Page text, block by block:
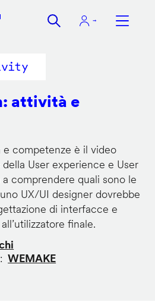
attività e
competenze è il video
User experience e User
comprendere quali sono le
UX/UI designer dovrebbe
di interfacce e
finale.
WEMAKE